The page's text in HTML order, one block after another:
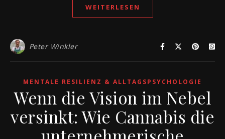
WEITERLESEN
Peter Winkler
MENTALE RESILIENZ & ALLTAGSPSYCHOLOGIE
Wenn die Vision im Nebel
versinkt: Wie Cannabis die